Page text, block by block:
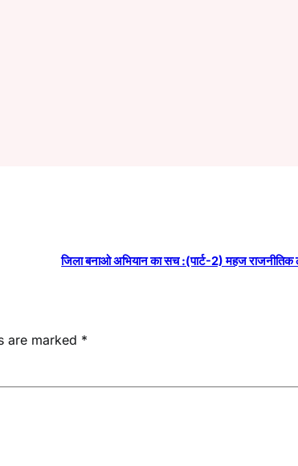
जिला बनाओ अभियान का सच :(पार्ट-2) महज
are marked *